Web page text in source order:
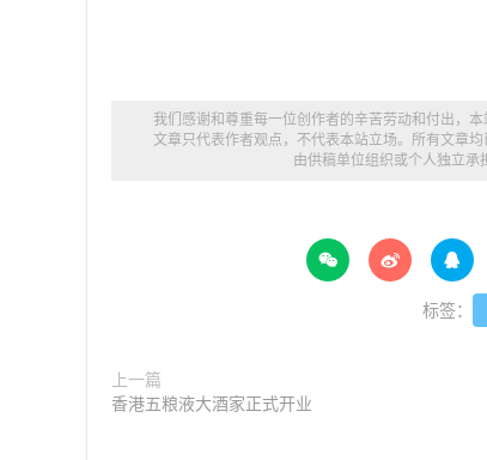
我们感谢和尊重每一位创作者的辛苦劳动和付出，
文章只代表作者观点，不代表本站立场。所有文章
由供稿单位组织或个人独立承
  
标签：
上一篇
香港五粮液大酒家正式开业